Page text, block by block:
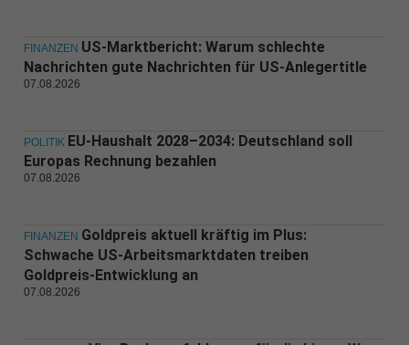
FINANZEN US-Marktbericht: Warum schlechte
Nachrichten gute Nachrichten für US-Anlegertitle
07.08.2026
POLITIK EU-Haushalt 2028–2034: Deutschland soll
Europas Rechnung bezahlen
07.08.2026
FINANZEN Goldpreis aktuell kräftig im Plus:
Schwache US-Arbeitsmarktdaten treiben
Goldpreis-Entwicklung an
07.08.2026